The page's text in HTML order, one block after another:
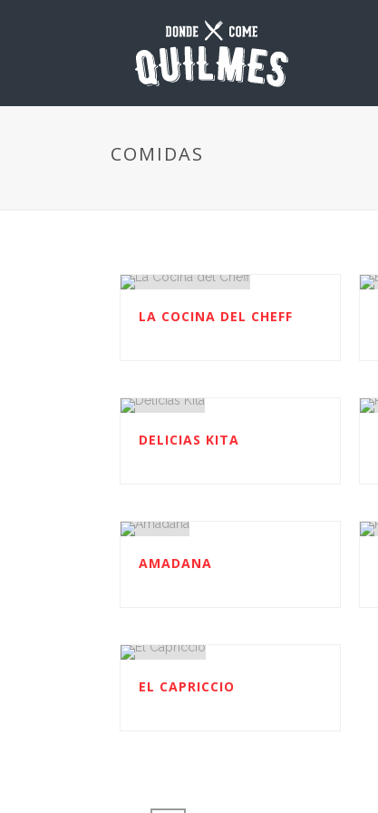
COMIDAS
LA COCINA DEL CHEFF
DELICIAS KITA
AMADANA
EL CAPRICCIO